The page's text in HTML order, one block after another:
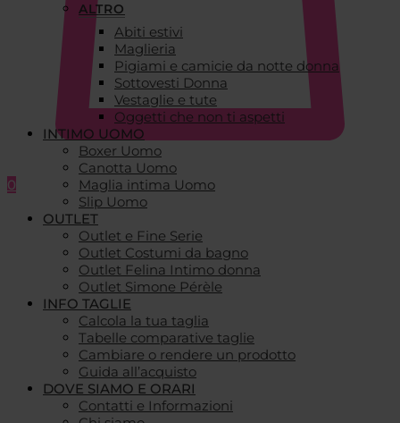
0
ALTRO
Abiti estivi
Maglieria
Pigiami e camicie da notte donna
Sottovesti Donna
Vestaglie e tute
Oggetti che non ti aspetti
INTIMO UOMO
Boxer Uomo
Canotta Uomo
Maglia intima Uomo
Slip Uomo
OUTLET
Outlet e Fine Serie
Outlet Costumi da bagno
Outlet Felina Intimo donna
Outlet Simone Pérèle
INFO TAGLIE
Calcola la tua taglia
Tabelle comparative taglie
Cambiare o rendere un prodotto
Guida all’acquisto
DOVE SIAMO E ORARI
Contatti e Informazioni